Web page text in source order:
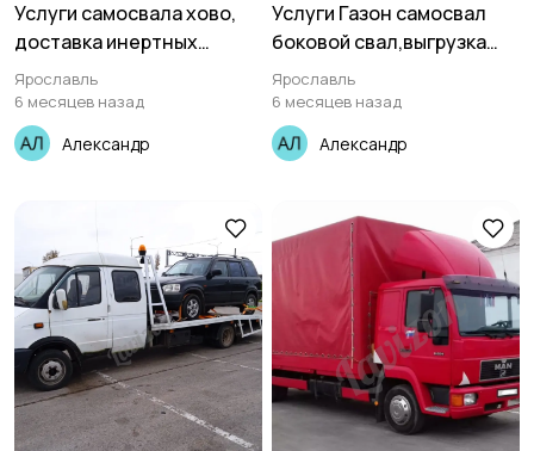
Услуги самосвала хово,
доставка инертных
материалов Ярославль .
Ярославль
6 месяцев назад
Александр
Услуги Газон самосвал
боковой свал,выгрузка
назад . Ярославль .
Ярославль
6 месяцев назад
Александр